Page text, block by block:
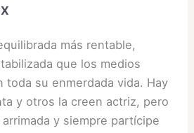
más rentable,
que los medios
toda su enmerdada vida. Hay
y otros la creen actriz, pero
y siempre partícipe